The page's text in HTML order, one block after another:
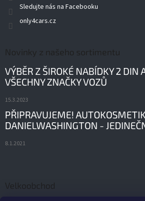
Sledujte nás na Facebooku
only4cars.cz
Novinky z našeho sortimentu
VÝBĚR Z ŠIROKÉ NABÍDKY 2 DIN
VŠECHNY ZNAČKY VOZŮ
15.3.2023
PŘIPRAVUJEME!
DANIELWASHINGTON -
8.1.2021
Velkoobchod